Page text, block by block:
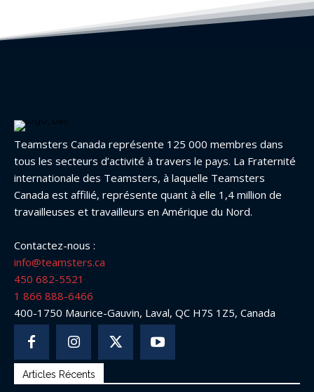
Teamsters Canada représente 125 000 membres dans
tous les secteurs d’activité à travers le pays. La Fraternité
internationale des Teamsters, à laquelle Teamsters
Canada est affilié, représente quant à elle 1,4 million de
travailleuses et travailleurs en Amérique du Nord.
Contactez-nous :
info@teamsters.ca
450 682-5521
1 866 888-6466
400-1750 Maurice-Gauvin, Laval, QC H7S 1Z5, Canada
Articles Récents